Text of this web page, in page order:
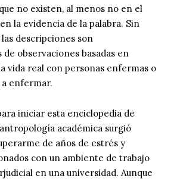
no existen, al menos no en el
la evidencia de la palabra. Sin
descripciones son
observaciones basadas en
vida real con personas enfermas o
enfermar.
iniciar esta enciclopedia de
académica surgió
de años de estrés y
con un ambiente de trabajo
en una universidad. Aunque